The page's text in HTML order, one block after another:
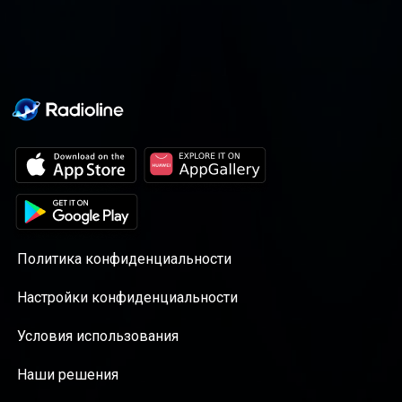
один год, тренируясь по 50 км в неделю
данных и героизма на каждом марафоне.
Он рассказывает, почему нужно бегать в
розовой майке, что можно увидеть в
больших данных и как справляться с
Политика конфиденциальности
Настройки конфиденциальности
Условия использования
Наши решения